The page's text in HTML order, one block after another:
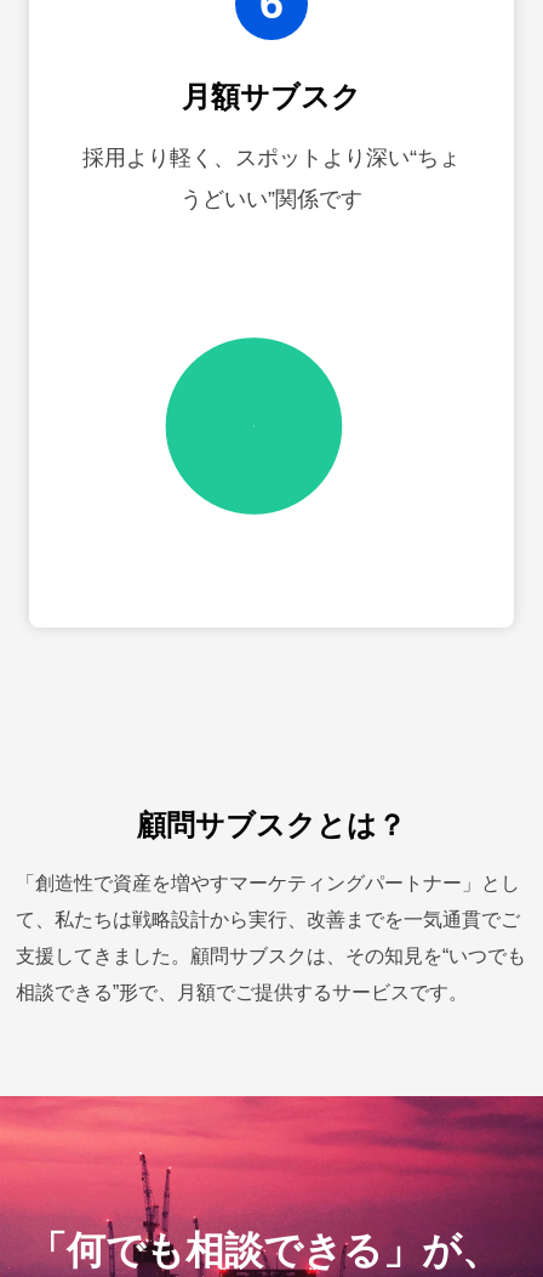
月額サブスク
採用より軽く、スポットより深い“ちょ
うどいい”関係です
顧問サブスクとは？
「創造性で資産を増やすマーケティングパートナー」とし
て、私たちは戦略設計から実行、改善までを一気通貫でご
支援してきました。顧問サブスクは、その知見を“いつでも
相談できる”形で、月額でご提供するサービスです。
「何でも相談できる」が、